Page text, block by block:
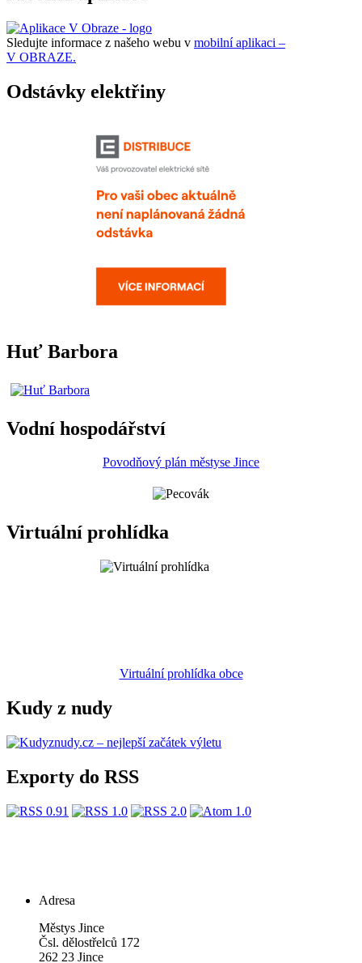
Sledujte informace z našeho webu v mobilní aplikaci –
V OBRAZE.
Odstávky elektřiny
Huť Barbora
Vodní hospodářství
Povodňový plán městyse Jince
Virtuální prohlídka
Virtuální prohlídka obce
Kudy z nudy
Exporty do RSS
Adresa
Městys Jince
Čsl. dělostřelců 172
262 23 Jince